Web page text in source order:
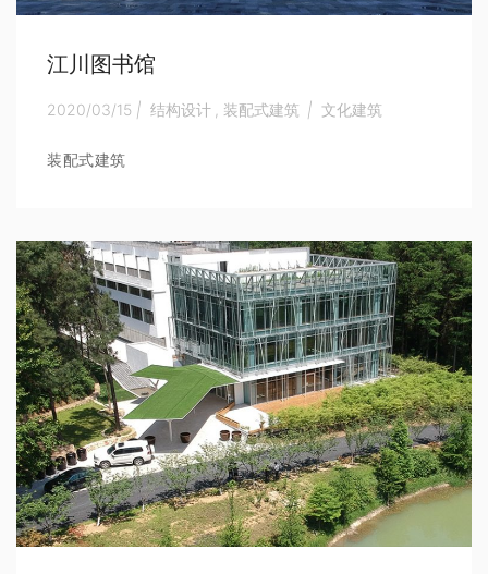
江川图书馆
2020/03/15 | 结构设计 装配式建筑 | 文化建筑
装配式建筑